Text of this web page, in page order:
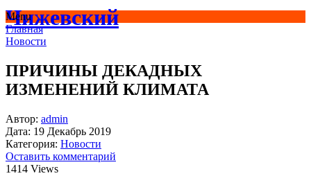
Чижевский
Menu
Главная
Новости
ПРИЧИНЫ ДЕКАДНЫХ
ИЗМЕНЕНИЙ КЛИМАТА
Автор: admin
Дата: 19 Декабрь 2019
Категория: Новости
Оставить комментарий
1414 Views